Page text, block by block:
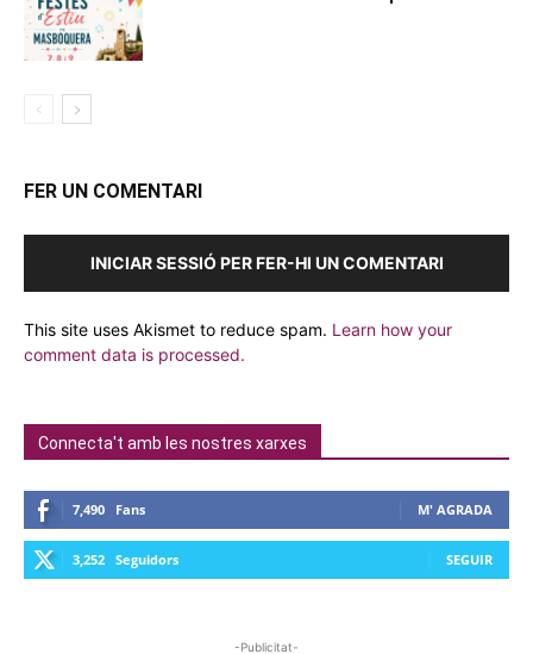
FER UN COMENTARI
INICIAR SESSIÓ PER FER-HI UN COMENTARI
This site uses Akismet to reduce spam. Learn how your
comment data is processed.
Connecta't amb les nostres xarxes
7,490 Fans M' AGRADA
3,252 Seguidors SEGUIR
-Publicitat-